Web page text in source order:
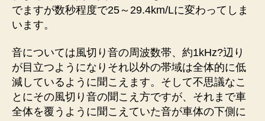
でますが数秒程度で25～29.4km/Lに変わってしま
います。
音については風切り音の周波数帯、約1kHz?辺り
が目立つようになりそれ以外の帯域は全体的に低
減しているように聞こえます。そして不思議なこ
とにその風切り音の聞こえ方ですが、それまで車
全体を覆うように聞こえていた音が車体の下側に